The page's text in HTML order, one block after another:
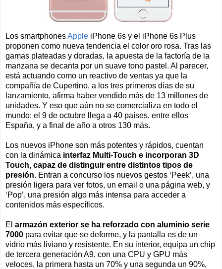
Los smartphonesApple iPhone 6s y el iPhone 6s Plus
proponen como nueva tendencia el color oro rosa. Tras las
gamas plateadas y doradas, la apuesta de la factoría de la
manzana se decanta por un suave tono pastel. Al parecer,
está actuando como un reactivo de ventas ya que la
compañía de Cupertino, a los tres primeros días de su
lanzamiento, afirma haber vendido más de 13 millones de
unidades. Y eso que aún no se comercializa en todo el
mundo: el 9 de octubre llega a 40 países, entre ellos
España, y a final de año a otros 130 más.
Los nuevos iPhone son más potentes y rápidos, cuentan
con la dinámica interfaz Multi-Touch e incorporan 3D
Touch, capaz de distinguir entre distintos tipos de
presión. Entran a concurso los nuevos gestos ‘Peek’, una
presión ligera para ver fotos, un email o una página web, y
‘Pop’, una presión algo más intensa para acceder a
contenidos más específicos.
El armazón exterior se ha reforzado con aluminio serie
7000 para evitar que se deforme, y la pantalla es de un
vidrio más liviano y resistente. En su interior, equipa un chip
de tercera generación A9, con una CPU y GPU más
veloces, la primera hasta un 70% y una segunda un 90%,